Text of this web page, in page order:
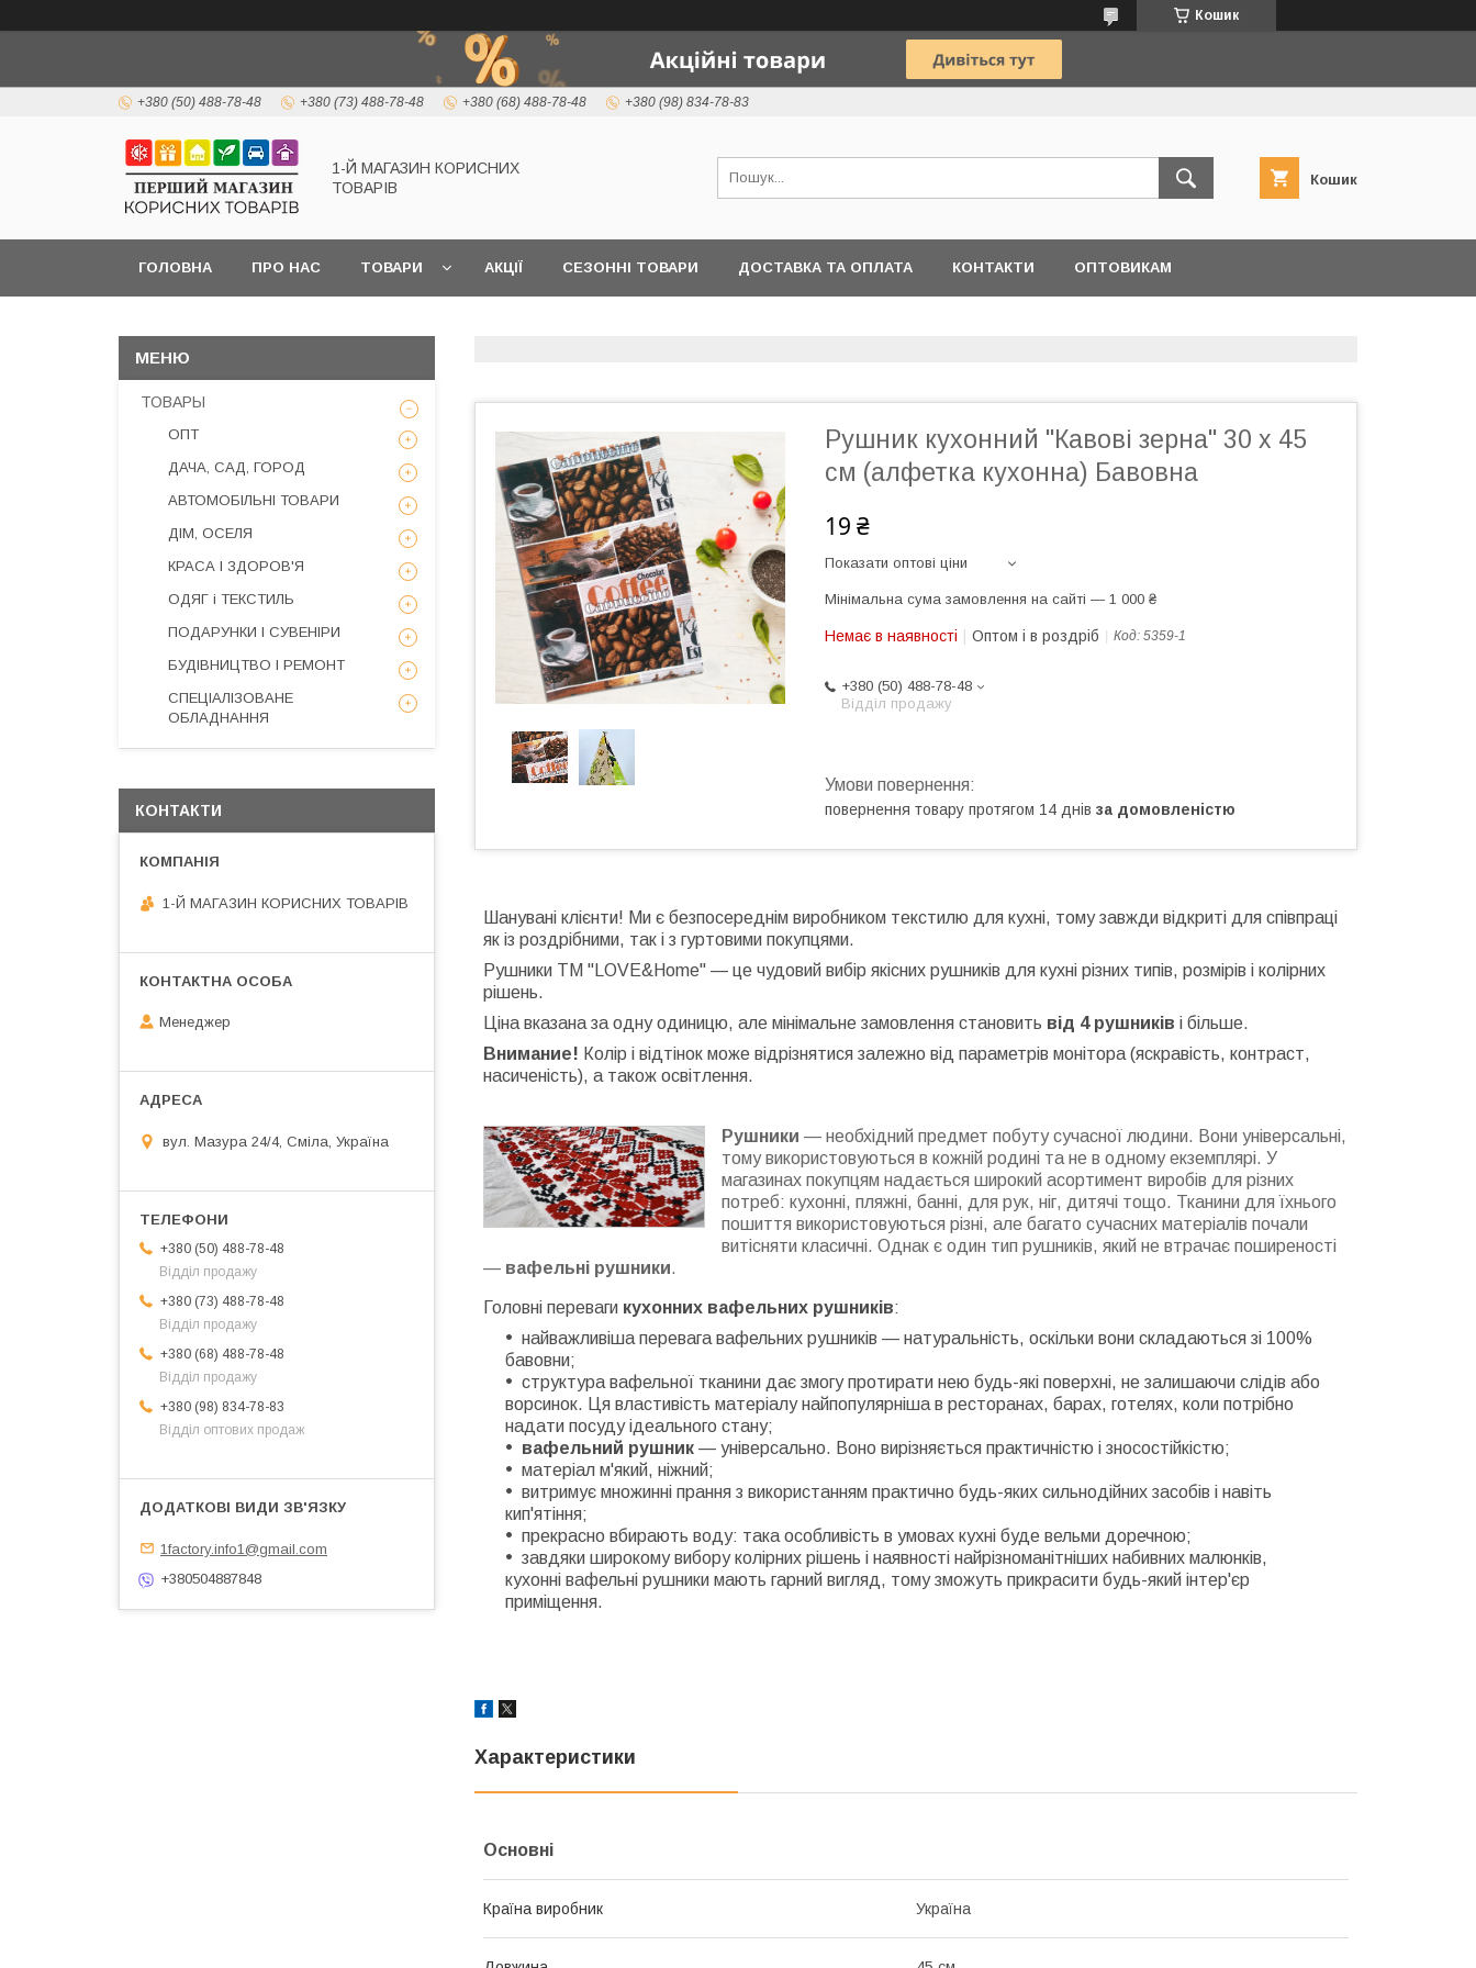
Кошик
+380 (50) 488-78-48 +380 (73) 488-78-48 +380 (68) 488-78-48 +380 (98) 834-78-83
1-Й МАГАЗИН КОРИСНИХ
ТОВАРІВ
Кошик
ГОЛОВНА ПРО НАС ТОВАРИ АКЦІЇ СЕЗОННІ ТОВАРИ ДОСТАВКА ТА ОПЛАТА КОНТАКТИ ОПТОВИКАМ
Рушник кухонний "Кавові зерна" 30 х 45
см (алфетка кухонна) Бавовна
19 ₴
Показати оптові ціни
Мінімальна сума замовлення на сайті — 1 000 ₴
Немає в наявності Оптом і в роздріб Код: 5359-1
+380 (50) 488-78-48
Відділ продажу
повернення товару протягом 14 днів за домовленістю
Шанувані клієнти! Ми є безпосереднім виробником текстилю для кухні, тому завжди відкриті для співпраці
як із роздрібними, так і з гуртовими покупцями.
Рушники ТМ "LOVE&Home" — це чудовий вибір якісних рушників для кухні різних типів, розмірів і колірних
рішень.
Ціна вказана за одну одиницю, але мінімальне замовлення становить від 4 рушників і більше.
Внимание! Колір і відтінок може відрізнятися залежно від параметрів монітора (яскравість, контраст,
насиченість), а також освітлення.
Рушники — необхідний предмет побуту сучасної людини. Вони універсальні,
тому використовуються в кожній родині та не в одному екземплярі. У
магазинах покупцям надається широкий асортимент виробів для різних
потреб: кухонні, пляжні, банні, для рук, ніг, дитячі тощо. Тканини для їхнього
пошиття використовуються різні, але багато сучасних матеріалів почали
витісняти класичні. Однак є один тип рушників, який не втрачає поширеності
— вафельні рушники.
Головні переваги кухонних вафельних рушників:
найважливіша перевага вафельних рушників — натуральність, оскільки вони складаються зі 100%
бавовни;
структура вафельної тканини дає змогу протирати нею будь-які поверхні, не залишаючи слідів або
ворсинок. Ця властивість матеріалу найпопулярніша в ресторанах, барах, готелях, коли потрібно
надати посуду ідеального стану;
вафельний рушник — універсально. Воно вирізняється практичністю і зносостійкістю;
матеріал м'який, ніжний;
витримує множинні прання з використанням практично будь-яких сильнодійних засобів і навіть
кип'ятіння;
прекрасно вбирають воду: така особливість в умовах кухні буде вельми доречною;
завдяки широкому вибору колірних рішень і наявності найрізноманітніших набивних малюнків,
кухонні вафельні рушники мають гарний вигляд, тому зможуть прикрасити будь-який інтер'єр
приміщення.
Характеристики
Основні
Країна виробник Україна
ТОВАРЫ
ОПТ
ДАЧА, САД, ГОРОД
АВТОМОБІЛЬНІ ТОВАРИ
ДІМ, ОСЕЛЯ
КРАСА І ЗДОРОВ'Я
ОДЯГ і ТЕКСТИЛЬ
ПОДАРУНКИ І СУВЕНІРИ
БУДІВНИЦТВО І РЕМОНТ
СПЕЦІАЛІЗОВАНЕ
ОБЛАДНАННЯ
КОНТАКТИ
1-Й МАГАЗИН КОРИСНИХ ТОВАРІВ
Менеджер
вул. Мазура 24/4, Сміла, Україна
+380 (50) 488-78-48
Відділ продажу
+380 (73) 488-78-48
Відділ продажу
+380 (68) 488-78-48
Відділ продажу
+380 (98) 834-78-83
Відділ оптових продаж
1factory.info1@gmail.com
+380504887848